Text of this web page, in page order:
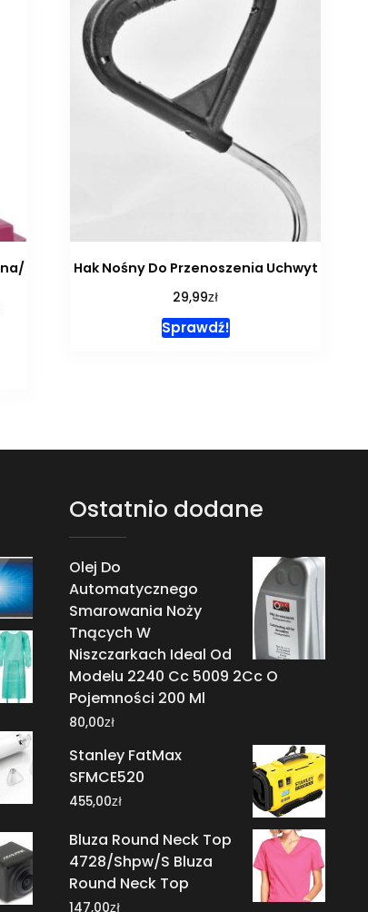
Hak Nośny Do Przenoszenia Uchwyt
29,99zł
Sprawdź!
Ostatnio dodane
Olej Do
Automatycznego
Smarowania Noży
Tnących W
Niszczarkach Ideal Od
Modelu 2240 Cc 5009 2Cc O
Pojemności 200 Ml
80,00zł
Stanley FatMax
SFMCE520
455,00zł
Bluza Round Neck Top
4728/Shpw/S Bluza
Round Neck Top
147,00zł